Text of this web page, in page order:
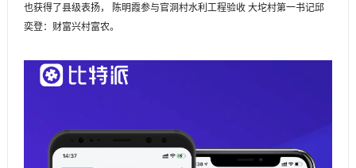
也获得了县级表扬， 陈明霞参与官洞村水利工程验收 大坨村第一书记邱
奕登：财富兴村富农。